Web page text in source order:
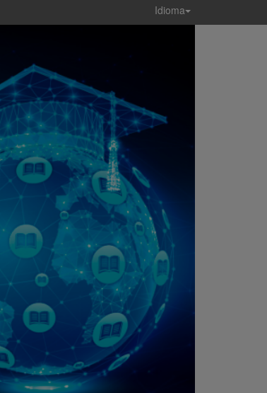
Idioma